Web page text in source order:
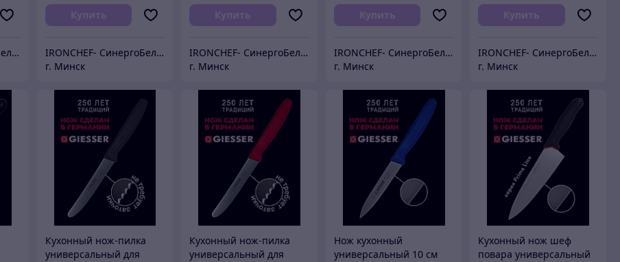
IRONCHEF- СинергоБелСервис (для юр.лиц)
Купить
IRONCHEF- СинергоБелСервис (для юр.лиц)
г. Минск
Купить
IRONCHEF- СинергоБелСервис (для юр.лиц)
г. Минск
Купить
IRONCHEF- СинергоБелСервис (для юр.лиц)
г. Минск
Купить
IRONCHEF- СинергоБелСервис (для юр.лиц)
г. Минск
Кухонный нож-пилка
универсальный для
Кухонный нож-пилка
универсальный для
Нож кухонный
универсальный 10 см
Кухонный нож шеф
повара универсальный